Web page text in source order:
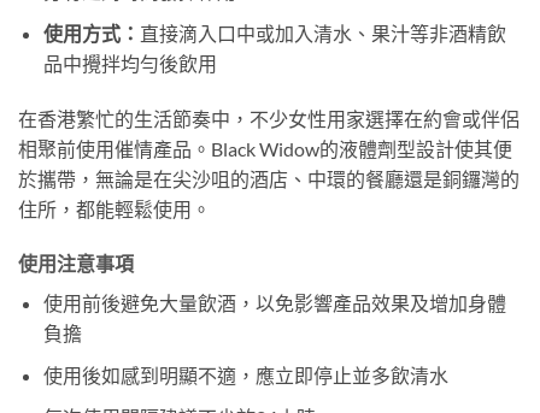
使用方式： 直接滴入口中或加入清水、果汁等非酒精飲
品中攪拌均勻後飲用
在香港繁忙的生活節奏中，不少女性用家選擇在約會或伴侶
相聚前使用催情產品。Black Widow的液體劑型設計使其便
於攜帶，無論是在尖沙咀的酒店、中環的餐廳還是銅鑼灣的
住所，都能輕鬆使用。
使用注意事項
使用前後避免大量飲酒，以免影響產品效果及增加身體
負擔
使用後如感到明顯不適，應立即停止並多飲清水